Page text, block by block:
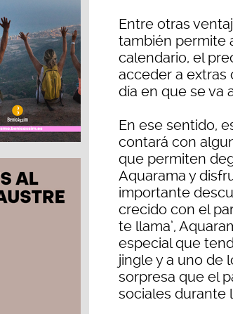
Entre otras
también permite
calendario, el
acceder a extras
día en que se va
En ese sentido,
contará con
que permiten
Aquarama y
importante
crecido con el
te llama’,
especial que
jingle y a uno de
sorpresa que el
sociales durante